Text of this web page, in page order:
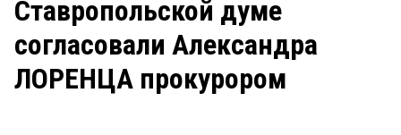
НОВОСТИ КОМПАНИЙ
ПРОИСШЕСТВИЯ
Блоги
Архив
Ставропольской думе
согласовали Александра
ЛОРЕНЦА прокурором